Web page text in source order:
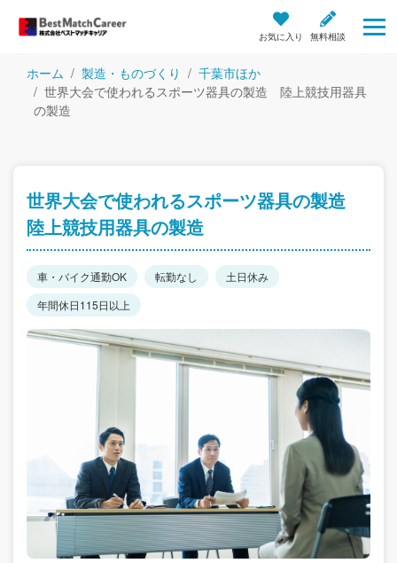
お気に入り 無料相談
ホーム 製造・ものづくり
千葉市ほか
世界大会で使われるスポーツ器具の製造 陸上競技用器具
の製造
世界大会で使われるスポーツ器具の製造
陸上競技用器具の製造
車・バイク通勤OK 転勤なし
土日休み
年間休日115日以上